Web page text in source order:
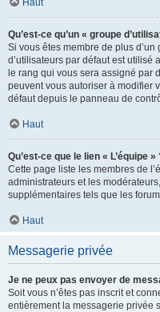
Haut
Qu’est-ce qu’un « groupe
Si vous êtes membre de plus
d’utilisateurs par défaut est utilisé
le rang qui vous sera assigné par
peuvent vous autoriser à modifier
défaut depuis le panneau de
Haut
Qu’est-ce que le lien « L’équipe »
Cette page liste les membres de
administrateurs et les
supplémentaires tels que les
Haut
Messagerie privée
Je ne peux pas envoyer de
Soit vous n’êtes pas inscrit et
entièrement la messagerie privée